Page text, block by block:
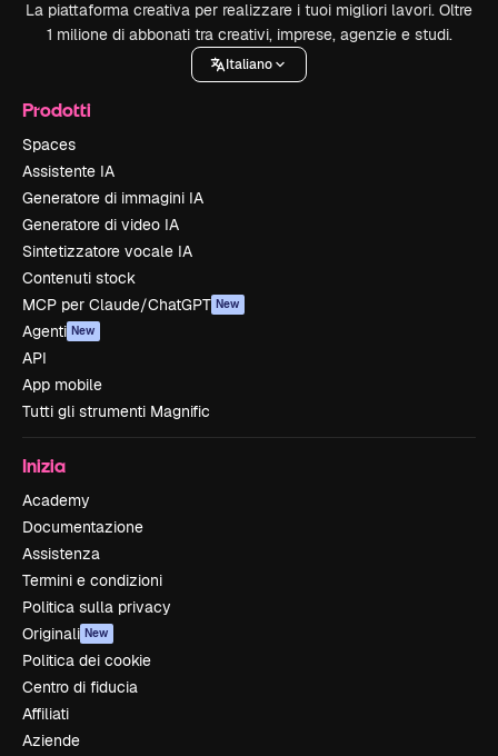
La piattaforma creativa per realizzare i tuoi migliori lavori. Oltre
1 milione di abbonati tra creativi, imprese, agenzie e studi.
Italiano
Prodotti
Spaces
Assistente IA
Generatore di immagini IA
Generatore di video IA
Sintetizzatore vocale IA
Contenuti stock
MCP per Claude/ChatGPT New
Agenti New
API
App mobile
Tutti gli strumenti Magnific
Inizia
Academy
Documentazione
Assistenza
Termini e condizioni
Politica sulla privacy
Originali New
Politica dei cookie
Centro di fiducia
Affiliati
Aziende